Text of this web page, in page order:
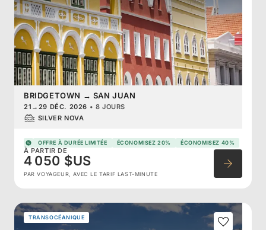
BRIDGETOWN → SAN JUAN
21 → 29 DÉC. 2026 • 8 JOURS
SILVER NOVA
OFFRE À DURÉE LIMITÉE ÉCONOMISEZ 20% ÉCONOMISEZ 40%
À PARTIR DE
4 050 $US
PAR VOYAGEUR, AVEC LE TARIF LAST-MINUTE
TRANSOCÉANIQUE